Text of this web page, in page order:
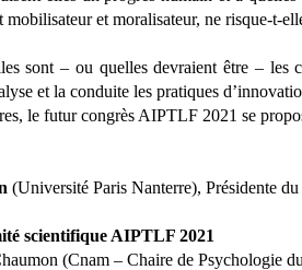
mobilisateur et moralisateur, ne risque-t-
sont – ou quelles devraient être –
et la conduite les pratiques
le futur congrès AIPTLF 2021 se
(Université Paris Nanterre), Présidente
scientifique AIPTLF 2021
(Cnam – Chaire de Psychologie